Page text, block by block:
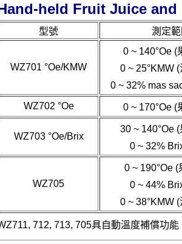
held Fruit Juice and
型號 測定
WZ701 °Oe/KMW
0 ~ 140°Oe(
0 ~ 25°KMW (
0 ~ 32% mas
WZ702 °Oe 0 ~ 170°Oe(
WZ703 °Oe/Brix
30 ~ 140°Oe (
0 ~ 32%
WZ705
0 ~ 190°Oe (
0 ~ 44%
0 ~ 38°KMW (
712, 713, 705具自動溫度補償功